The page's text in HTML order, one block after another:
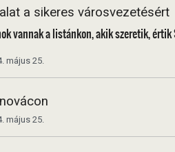
a sikeres városvezetésért
vannak a listánkon, akik szeretik,
május 25.
május 25.